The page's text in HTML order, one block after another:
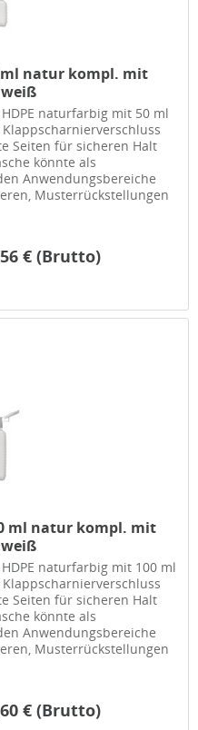
ml natur kompl. mit
naturfarbig mit 50 ml
Seiten für sicheren Halt
könnte als
Anwendungsbereiche
Musterrückstellungen
€ (Brutto)
ml natur kompl. mit
naturfarbig mit 100 ml
Seiten für sicheren Halt
könnte als
Anwendungsbereiche
Musterrückstellungen
€ (Brutto)